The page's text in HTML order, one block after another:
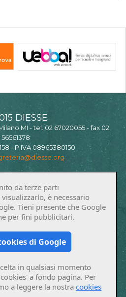
DIESSE
MI - tel. 02 67020055 - fax 02
56561378
- P.IVA 08965380150
da terze parti
è necessario
Tieni presente che Google
per fini pubblicitari.
di Google
in qualsiasi momento
a fondo pagina. Per
a leggere la nostracookies